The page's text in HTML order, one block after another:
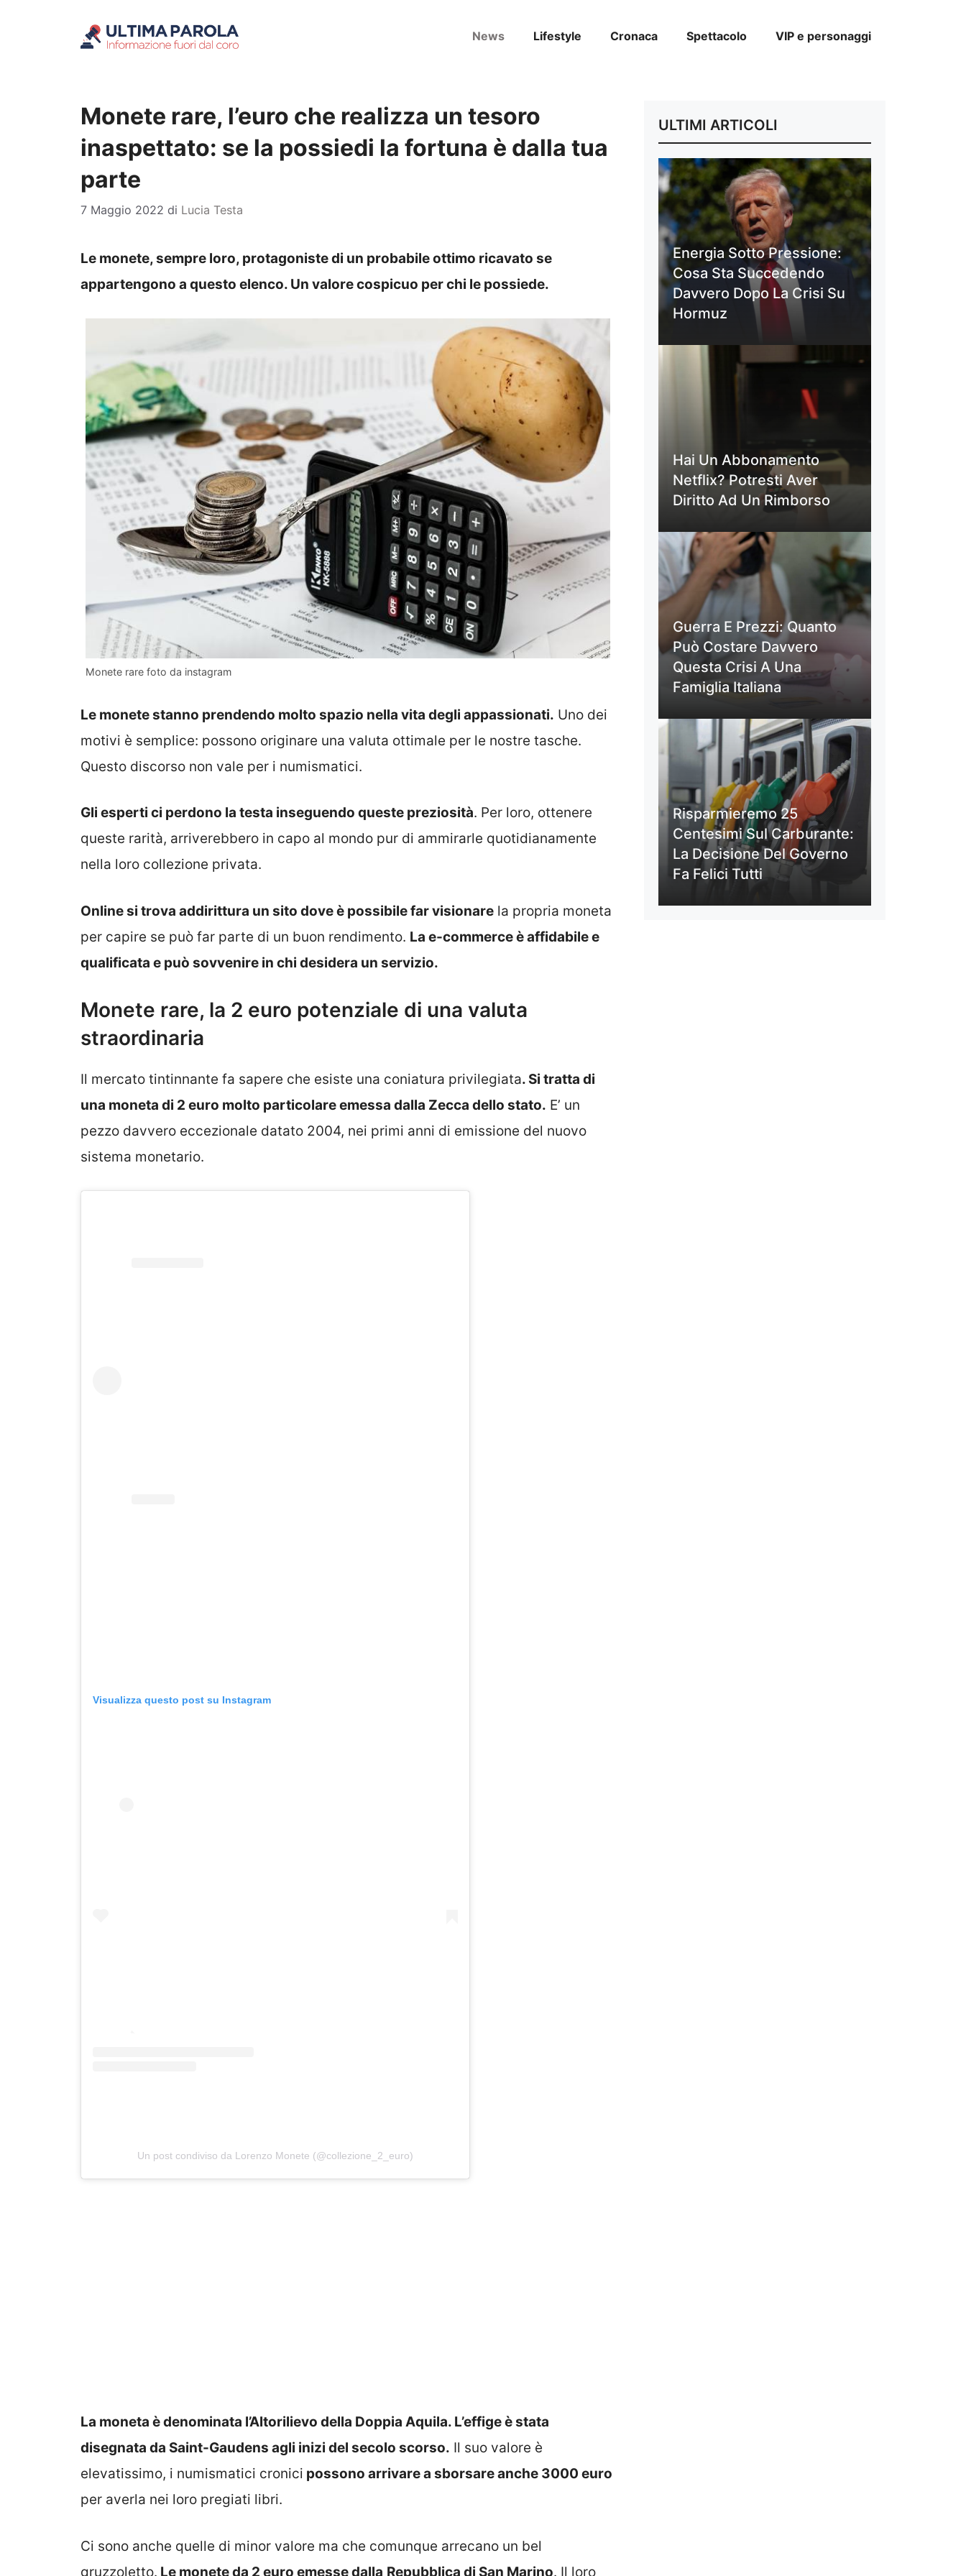
News Lifestyle Cronaca Spettacolo VIP e personaggi
Monete rare, l’euro che realizza un tesoro
inaspettato: se la possiedi la fortuna è dalla tua
parte
7 Maggio 2022 di Lucia Testa
Le monete, sempre loro, protagoniste di un probabile ottimo ricavato se
appartengono a questo elenco. Un valore cospicuo per chi le possiede.
Monete rare foto da instagram
Le monete stanno prendendo molto spazio nella vita degli appassionati. Uno dei
motivi è semplice: possono originare una valuta ottimale per le nostre tasche.
Questo discorso non vale per i numismatici.
Gli esperti ci perdono la testa inseguendo queste preziosità. Per loro, ottenere
queste rarità, arriverebbero in capo al mondo pur di ammirarle quotidianamente
nella loro collezione privata.
Online si trova addirittura un sito dove è possibile far visionare la propria moneta
per capire se può far parte di un buon rendimento. La e-commerce è affidabile e
qualificata e può sovvenire in chi desidera un servizio.
Monete rare, la 2 euro potenziale di una valuta
straordinaria
Il mercato tintinnante fa sapere che esiste una coniatura privilegiata. Si tratta di
una moneta di 2 euro molto particolare emessa dalla Zecca dello stato. E’ un
pezzo davvero eccezionale datato 2004, nei primi anni di emissione del nuovo
sistema monetario.
Visualizza questo post su Instagram
Un post condiviso da Lorenzo Monete (@collezione_2_euro)
La moneta è denominata l’Altorilievo della Doppia Aquila. L’effige è stata
disegnata da Saint-Gaudens agli inizi del secolo scorso. Il suo valore è
elevatissimo, i numismatici cronici possono arrivare a sborsare anche 3000 euro
per averla nei loro pregiati libri.
Ci sono anche quelle di minor valore ma che comunque arrecano un bel
gruzzoletto. Le monete da 2 euro emesse dalla Repubblica di San Marino. Il loro
ULTIMI ARTICOLI
Energia Sotto Pressione:
Cosa Sta Succedendo
Davvero Dopo La Crisi Su
Hormuz
Hai Un Abbonamento
Netflix? Potresti Aver
Diritto Ad Un Rimborso
Guerra E Prezzi: Quanto
Può Costare Davvero
Questa Crisi A Una
Famiglia Italiana
Risparmieremo 25
Centesimi Sul Carburante:
La Decisione Del Governo
Fa Felici Tutti